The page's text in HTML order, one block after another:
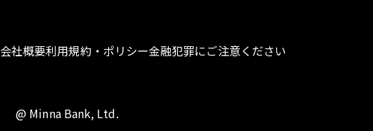
会社概要利用規約・ポリシー金融犯罪にご注意ください
@ Minna Bank, Ltd.